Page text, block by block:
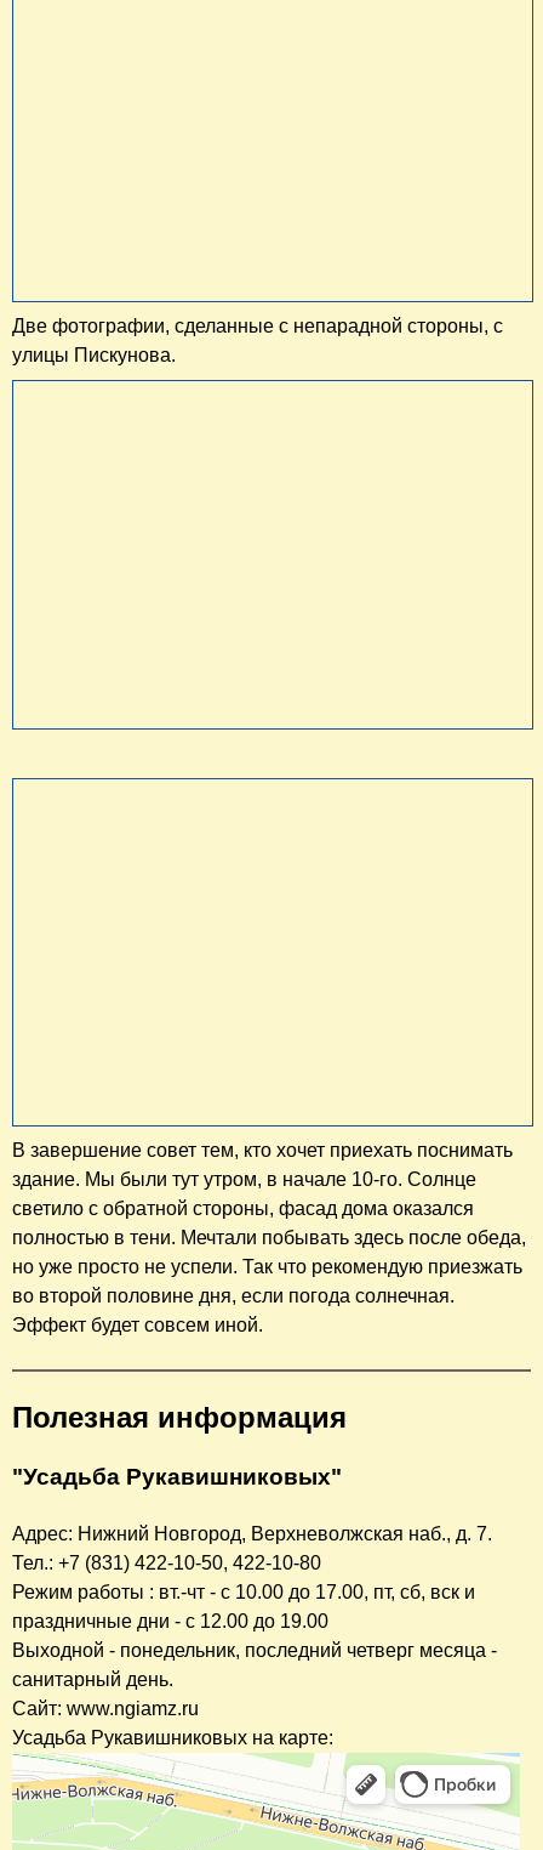
Две фотографии, сделанные с непарадной стороны, с
улицы Пискунова.
В завершение совет тем, кто хочет приехать поснимать
здание. Мы были тут утром, в начале 10-го. Солнце
светило с обратной стороны, фасад дома оказался
полностью в тени. Мечтали побывать здесь после обеда,
но уже просто не успели. Так что рекомендую приезжать
во второй половине дня, если погода солнечная.
Эффект будет совсем иной.
Полезная информация
"Усадьба Рукавишниковых"
Адрес: Нижний Новгород, Верхневолжская наб., д. 7.
Тел.: +7 (831) 422-10-50, 422-10-80
Режим работы : вт.-чт - с 10.00 до 17.00, пт, сб, вск и
праздничные дни - с 12.00 до 19.00
Выходной - понедельник, последний четверг месяца -
санитарный день.
Сайт: www.ngiamz.ru
Усадьба Рукавишниковых на карте: